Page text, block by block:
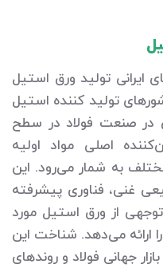
ایرانی تولید ورق استیل
تولید کننده استیل
در صنعت فولاد در سطح
اصلی مواد اولیه
به شمار می‌رود. این
غنی، فناوری پیشرفته
از ورق استیل مورد
ارائه می‌دهد. شناخت این
جهانی فولاد و روندهای